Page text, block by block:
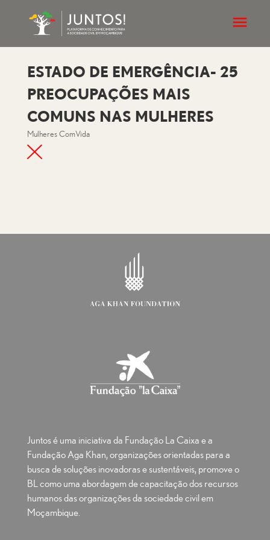
ESTADO DE EMERGÊNCIA- 25
PREOCUPAÇÕES MAIS
COMUNS NAS MULHERES
Mulheres ComVida
Juntos é uma iniciativa da Fundação La Caixa e a
Fundação Aga Khan, organizações orientadas para a
busca de soluções inovadoras e sustentáveis, promove o
BL como uma abordagem de capacitação dos recursos
humanos das organizações da sociedade civil em
Moçambique.